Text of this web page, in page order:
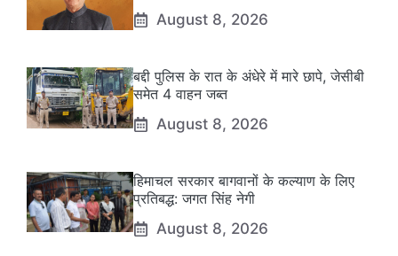
August 8, 2026
बद्दी पुलिस के रात के अंधेरे में मारे छापे, जेसीबी
समेत 4 वाहन जब्त
August 8, 2026
हिमाचल सरकार बागवानों के कल्याण के लिए
प्रतिबद्ध: जगत सिंह नेगी
August 8, 2026